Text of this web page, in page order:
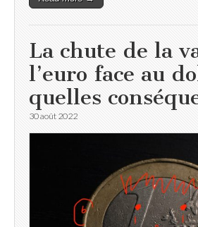
La chute de la
l’euro face au
quelles
30 août 2022